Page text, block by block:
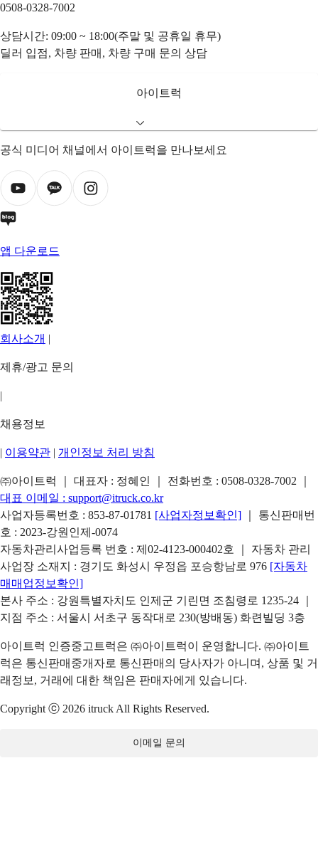
0508-0328-7002
상담시간: 09:00 ~ 18:00(주말 및 공휴일 휴무)
딜러 입점, 차량 판매, 차량 구매 문의 상담
아이트럭
공식 미디어 채널에서 아이트럭을 만나보세요
앱 다운로드
회사소개 |
제휴/광고 문의
|
채용정보
| 이용약관 | 개인정보 처리 방침
㈜아이트럭 ｜ 대표자 : 정혜인 ｜ 전화번호 : 0508-0328-7002
대표 이메일 : support@itruck.co.kr
사업자등록번호 : 853-87-01781 [사업자정보확인]
｜ 통신판매번
호 : 2023-강원인제-0074
자동차관리사업등록 번호 : 제02-4123-000402호 ｜ 자동차 관리
사업장 소재지 : 경기도 화성시 우정읍 포승항남로 976 [자동차
매매업정보확인]
본사 주소 : 강원특별자치도 인제군 기린면 조침령로 1235-24 ｜
지점 주소 : 서울시 서초구 동작대로 230(방배동) 화련빌딩 3층
아이트럭 인증중고트럭은 ㈜아이트럭이 운영합니다. ㈜아이트
럭은 통신판매중개자로 통신판매의 당사자가 아니며, 상품 및 거
래정보, 거래에 대한 책임은 판매자에게 있습니다.
Copyright ⓒ 2026 itruck All Rights Reserved.
이메일 문의